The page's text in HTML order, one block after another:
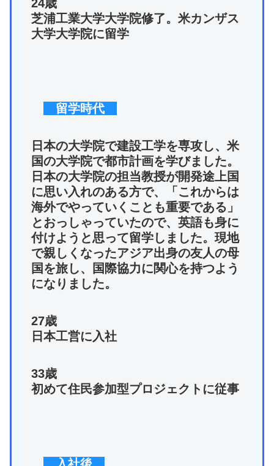
24歳
芝浦工業大学大学院修了。米カンザス
大学大学院に留学
留学時代
日本の大学院で建設工学を専攻し、米
国の大学院で都市計画を学びました。
日本の大学院の担当教授が開発途上国
に思い入れのある方で、「これからは
海外でやっていくことも重要である」
とおっしゃっていたので、英語も身に
付けようと思って留学しました。現地
で親しくなったアジア出身の友人の母
国を旅し、国際協力に関心を持つよう
になりました。
27歳
日本工営に入社
33歳
初めて住民参加型プロジェクトに従事